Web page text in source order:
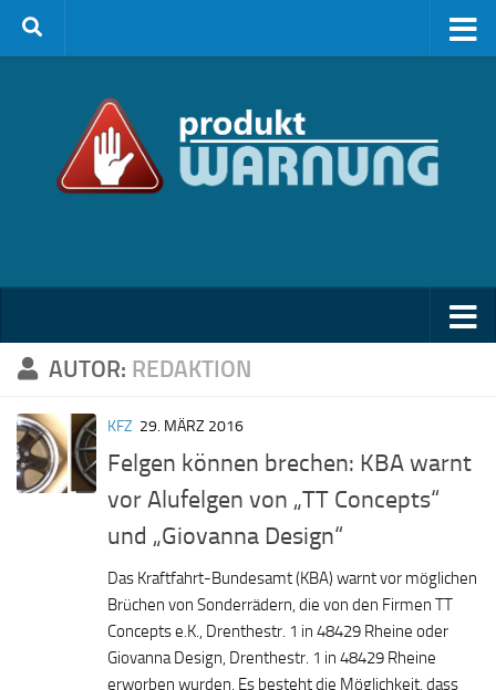
Zum Inhalt springen
AUTOR: REDAKTION
KFZ 29. MÄRZ 2016
Felgen können brechen: KBA warnt
vor Alufelgen von „TT Concepts“
und „Giovanna Design“
Das Kraftfahrt-Bundesamt (KBA) warnt vor möglichen
Brüchen von Sonderrädern, die von den Firmen TT
Concepts e.K., Drenthestr. 1 in 48429 Rheine oder
Giovanna Design, Drenthestr. 1 in 48429 Rheine
erworben wurden. Es besteht die Möglichkeit, dass